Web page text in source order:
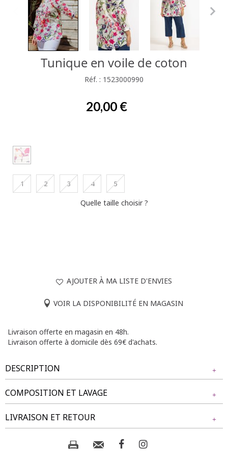
Tunique en voile de coton
Réf. : 1523000990
20,00 €
1 2 3 4 5
Quelle taille choisir ?
AJOUTER À MA LISTE D'ENVIES
VOIR LA DISPONIBILITÉ EN MAGASIN
Livraison offerte en magasin en 48h.
Livraison offerte à domicile dès 69€ d'achats.
DESCRIPTION
Chemisier à manches 3/4 avec col tunisien. Coupe droite.
Détails plissés sur le devant avec paillettes. Imprimé floral
multicolore sur l'ensemble. Finition arrondie à la base.
Notre mannequin Delia mesure 1m71 et porte une chemise
COMPOSITION ET LAVAGE
Tissu principal : 100% COTON
Composition et lavage :
LIVRAISON ET RETOUR
NOS MODES DE LIVRAISON